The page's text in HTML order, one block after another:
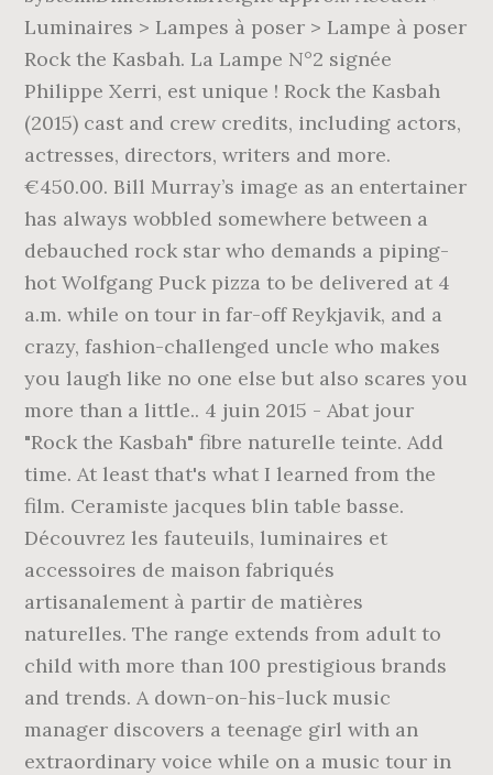
Luminaires > Lampes à poser > Lampe à poser
Rock the Kasbah. La Lampe N°2 signée
Philippe Xerri, est unique ! Rock the Kasbah
(2015) cast and crew credits, including actors,
actresses, directors, writers and more.
€450.00. Bill Murray’s image as an entertainer
has always wobbled somewhere between a
debauched rock star who demands a piping-
hot Wolfgang Puck pizza to be delivered at 4
a.m. while on tour in far-off Reykjavik, and a
crazy, fashion-challenged uncle who makes
you laugh like no one else but also scares you
more than a little.. 4 juin 2015 - Abat jour
"Rock the Kasbah" fibre naturelle teinte. Add
time. At least that's what I learned from the
film. Ceramiste jacques blin table basse.
Découvrez les fauteuils, luminaires et
accessoires de maison fabriqués
artisanalement à partir de matières
naturelles. The range extends from adult to
child with more than 100 prestigious brands
and trends. A down-on-his-luck music
manager discovers a teenage girl with an
extraordinary voice while on a music tour in